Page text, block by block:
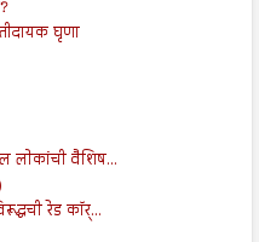
घृणा
लोकांची वैशिष...
रेड कॉर्...